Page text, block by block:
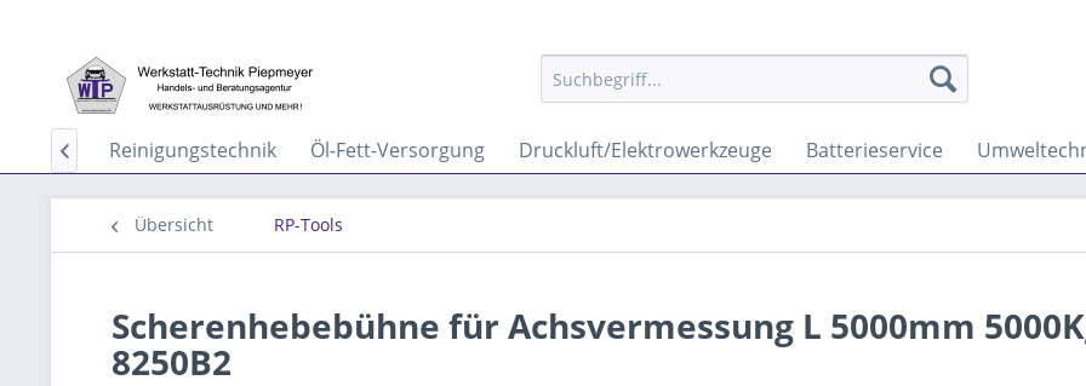
Reinigungstechnik Öl-Fett-Versorgung Druckluft/Elektrowerkzeuge Batterieservice

Übersicht RP-Tools
Scherenhebebühne für Achsvermessung L 5000mm
8250B2